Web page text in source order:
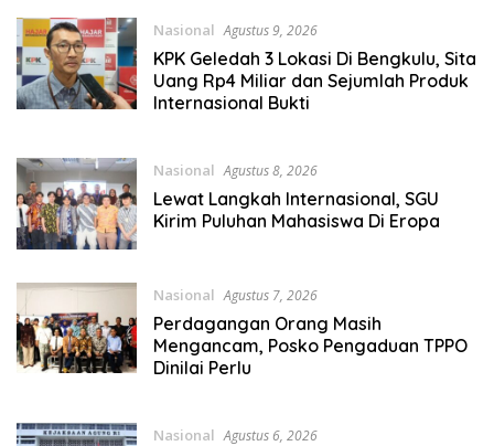
Nasional Agustus 9, 2026
KPK Geledah 3 Lokasi Di Bengkulu, Sita
Uang Rp4 Miliar dan Sejumlah Produk
Internasional Bukti
Nasional Agustus 8, 2026
Lewat Langkah Internasional, SGU
Kirim Puluhan Mahasiswa Di Eropa
Nasional Agustus 7, 2026
Perdagangan Orang Masih
Mengancam, Posko Pengaduan TPPO
Dinilai Perlu
Nasional Agustus 6, 2026